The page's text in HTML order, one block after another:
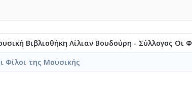
Βιβλιοθήκη Λίλιαν Βουδούρη - Σύλλογος Οι
Φίλοι της Μουσικής